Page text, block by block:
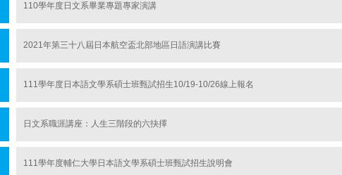
110學年度日文系畢業專題專家演講
2021年第三十八屆日本航空盃北部地區日語演講比賽
111學年度日本語文學系碩士班甄試招生10/19-10/26線上報名
日文系職涯講座：人生三階段的六抉擇
111學年度輔仁大學日本語文學系碩士班甄試招生說明會